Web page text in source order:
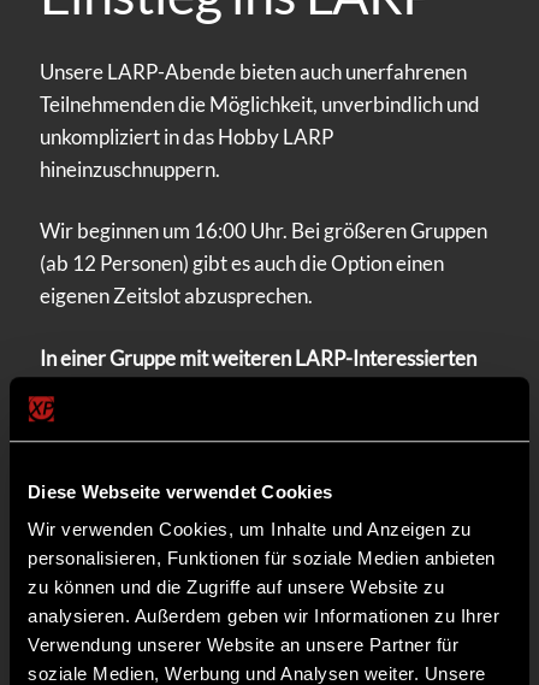
Diese Webseite verwendet Cookies
Wir verwenden Cookies, um Inhalte und Anzeigen zu
personalisieren, Funktionen für soziale Medien anbieten
zu können und die Zugriffe auf unsere Website zu
analysieren. Außerdem geben wir Informationen zu Ihrer
Verwendung unserer Website an unsere Partner für
soziale Medien, Werbung und Analysen weiter. Unsere
Unsere LARP-Abende bieten auch unerfahrenen
Teilnehmenden die Möglichkeit, unverbindlich und
unkompliziert in das Hobby LARP
hineinzuschnuppern.
Wir beginnen um 16:00 Uhr. Bei größeren Gruppen
(ab 12 Personen) gibt es auch die Option einen
eigenen Zeitslot abzusprechen.
In einer Gruppe mit weiteren LARP-Interessierten
kannst du bei der Tavernen XP auch ohne
Vorkenntnisse und Ausrüstung vieles über das
selbst mitspielen. Besonders die gemeinsame
Einsteigergruppe gibt zu Beginn allen
Teilnehmenden mehr Sicherheit und bietet die
Möglichkeit, untereinander bereits erste Kontakte
zu knüpfen.